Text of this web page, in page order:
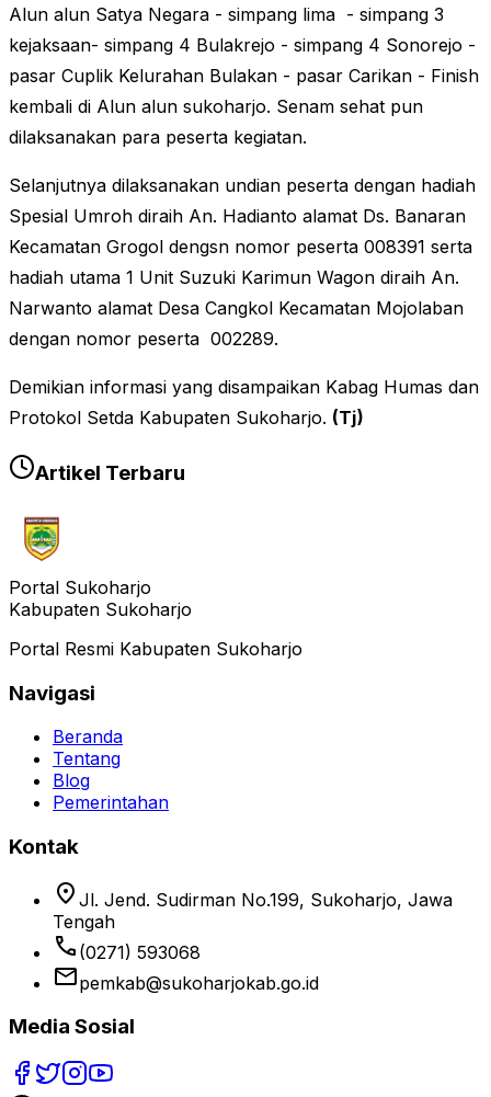
Alun alun Satya Negara - simpang lima - simpang 3
kejaksaan- simpang 4 Bulakrejo - simpang 4 Sonorejo -
pasar Cuplik Kelurahan Bulakan - pasar Carikan - Finish
kembali di Alun alun sukoharjo. Senam sehat pun
dilaksanakan para peserta kegiatan.
Selanjutnya dilaksanakan undian peserta dengan hadiah
Spesial Umroh diraih An. Hadianto alamat Ds. Banaran
Kecamatan Grogol dengsn nomor peserta 008391 serta
hadiah utama 1 Unit Suzuki Karimun Wagon diraih An.
Narwanto alamat Desa Cangkol Kecamatan Mojolaban
dengan nomor peserta 002289.
Demikian informasi yang disampaikan Kabag Humas dan
Protokol Setda Kabupaten Sukoharjo. (Tj)
Artikel Terbaru
Portal Sukoharjo
Kabupaten Sukoharjo
Portal Resmi Kabupaten Sukoharjo
Navigasi
Beranda
Tentang
Blog
Pemerintahan
Kontak
location_on Jl. Jend. Sudirman No.199, Sukoharjo, Jawa
Tengah
phone (0271) 593068
emailpemkab@sukoharjokab.go.id
Media Sosial